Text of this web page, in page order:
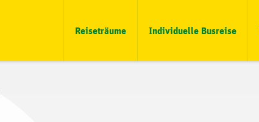
Reiseträume Individuelle Busreise